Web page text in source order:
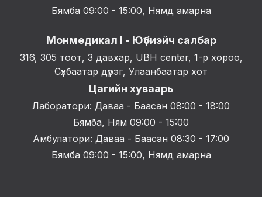
Бямба 09:00 - 15:00, Нямд амарна
Монмедикал I - Юүбиэйч салбар
316, 305 тоот, 3 давхар, UBH center, 1-р хороо,
Сүхбаатар дүүрэг, Улаанбаатар хот
Цагийн хуваарь
Лаборатори: Даваа - Баасан 08:00 - 18:00
Бямба, Ням 09:00 - 15:00
Амбулатори: Даваа - Баасан 08:30 - 17:00
Бямба 09:00 - 15:00, Нямд амарна